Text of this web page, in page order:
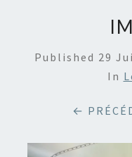
Published 29
In
←